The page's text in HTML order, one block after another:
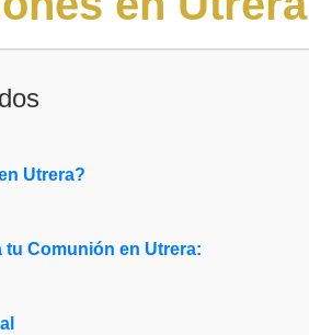
Utrera?
Comunión en Utrera: